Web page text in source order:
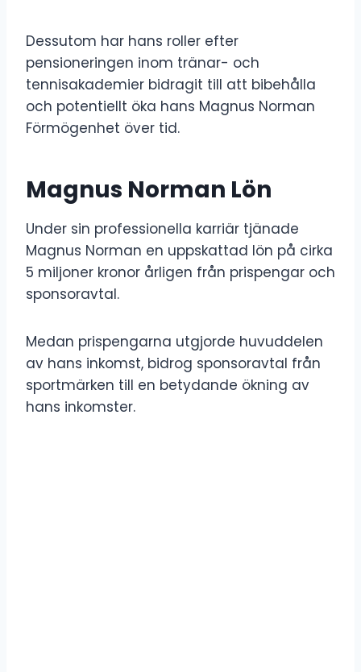
Dessutom har hans roller efter
pensioneringen inom tränar- och
tennisakademier bidragit till att bibehålla
och potentiellt öka hans Magnus Norman
Förmögenhet över tid.
Magnus Norman Lön
Under sin professionella karriär tjänade
Magnus Norman en uppskattad lön på cirka
5 miljoner kronor årligen från prispengar och
sponsoravtal.
Medan prispengarna utgjorde huvuddelen
av hans inkomst, bidrog sponsoravtal från
sportmärken till en betydande ökning av
hans inkomster.